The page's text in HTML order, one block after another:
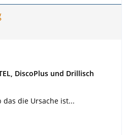
DiscoPlus und Drillisch
die Ursache ist...